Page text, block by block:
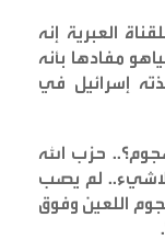
العبرية إنه
مفادها بأنه
إسرائيل في
حزب الله
لم يصب
اللعين وفوق